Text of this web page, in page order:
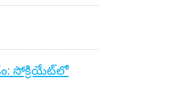
సోక్రియేట్‌లో